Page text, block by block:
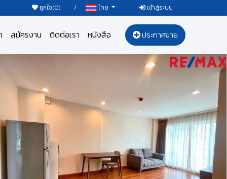
ถูกใจ(0) / ไทย เข้าสู่ระบบ
สมัครงาน ติดต่อเรา หนังสือ ประกาศขาย